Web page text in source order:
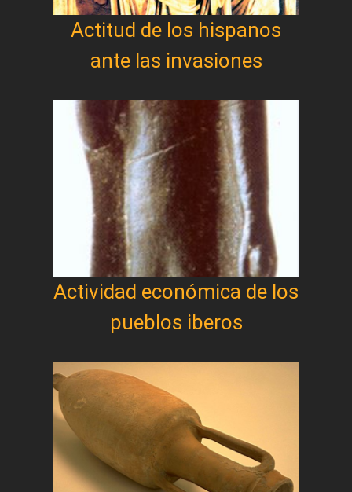
Actitud de los hispanos
ante las invasiones
Actividad económica de los
pueblos iberos